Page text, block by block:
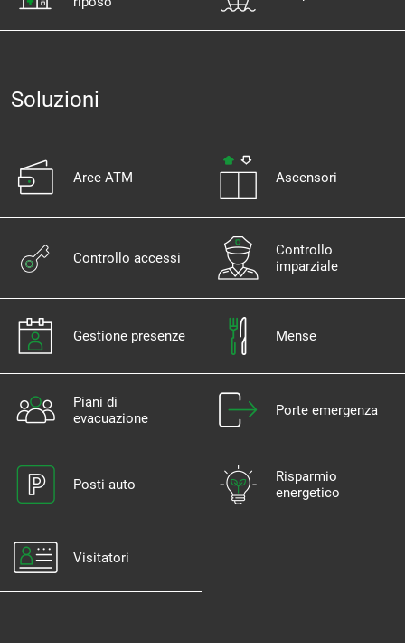
Soluzioni
Aree ATM Ascensori
Controllo accessi
Controllo
imparziale
Gestione presenze Mense
Piani di
evacuazione
Porte emergenza
Posti auto
Risparmio
energetico
Visitatori